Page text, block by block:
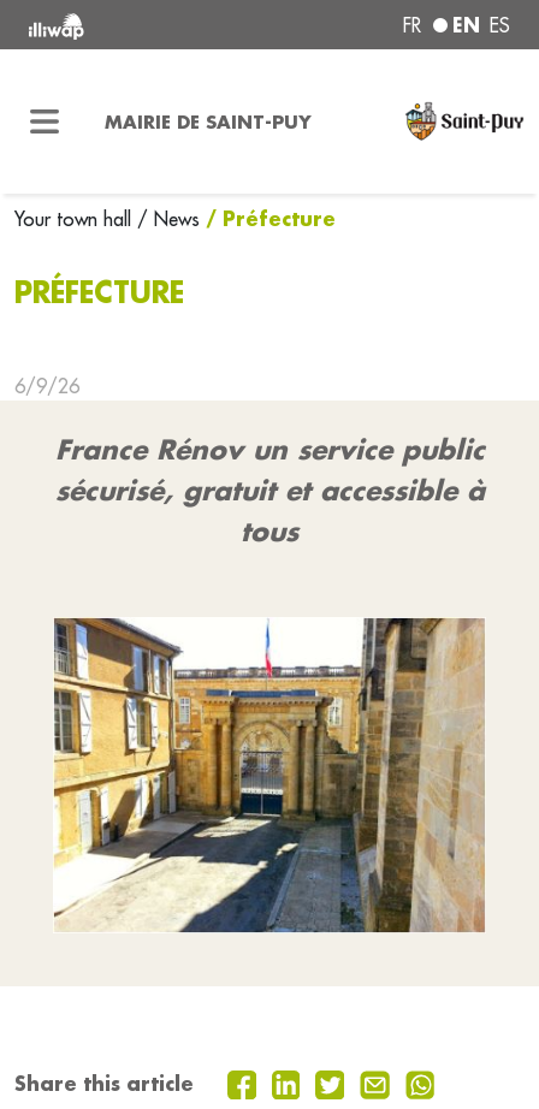
FR EN ES
MAIRIE DE SAINT-PUY
Your town hall / News / Préfecture
PRÉFECTURE
6/9/26
France Rénov un service public
sécurisé, gratuit et accessible à
tous
Share this article